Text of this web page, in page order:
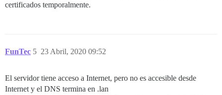
certificados temporalmente.
FunTec 23 Abril, 2020 09:52
5
El servidor tiene acceso a Internet, pero no es accesible desde
Internet y el DNS termina en .lan